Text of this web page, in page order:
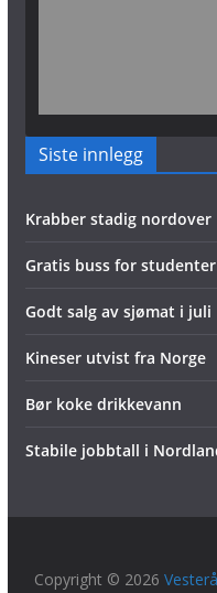
Siste innlegg
Krabber stadig nordover
Gratis buss for studenter
Godt salg av sjømat i juli
Kineser utvist fra Norge
Bør koke drikkevann
Stabile jobbtall i
Copyright © 2026